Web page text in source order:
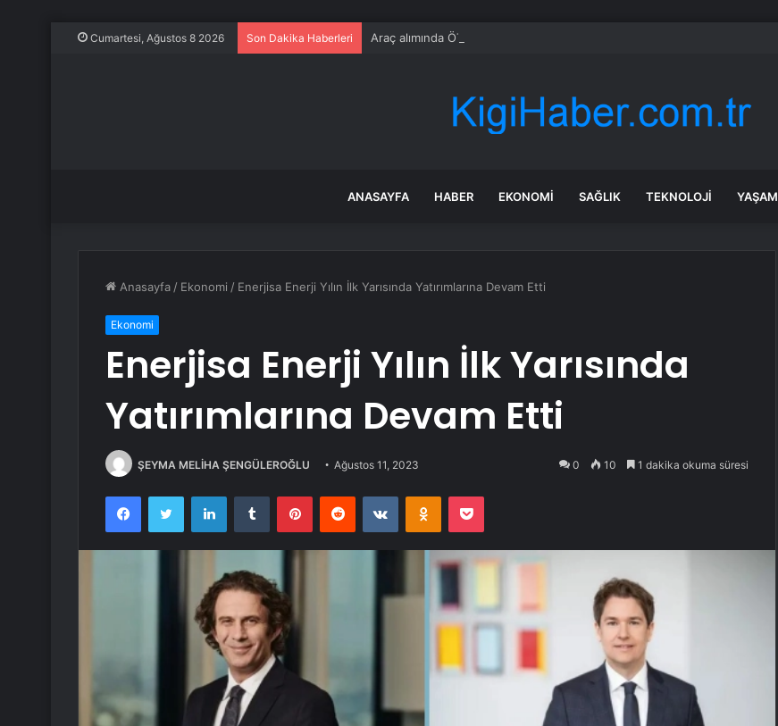
Cumartesi, Ağustos 8 2026 Son Dakika Haberleri Araç alımında ÖTV düzenlemesi: Vatandaşlar bayilere akın etti
ANASAYFA HABER EKONOMI SAĞLIK TEKNOLOJI YAŞAM
Anasayfa / Ekonomi / Enerjisa Enerji Yılın İlk Yarısında Yatırımlarına Devam Etti
Ekonomi
Enerjisa Enerji Yılın İlk Yarısında
Yatırımlarına Devam Etti
ŞEYMA MELİHA ŞENGÜLEROĞLU Ağustos 11, 2023 0 10 1 dakika okuma süresi
FacebookTwitter LinkedInTumblr PinterestReddit VKontakteOdnoklassniki
Pocket